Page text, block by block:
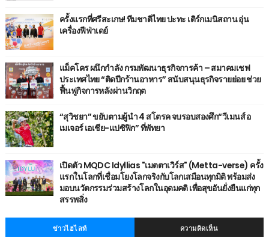
ครั้งแรกที่ศรีสะเกษ! ทีมชาติไทย ปะทะ เติร์กเมนิสถาน อุ่น
เครื่องฟีฟ่าเดย์
แม็คโคร ผนึกกำลัง กรมพัฒนาธุรกิจการค้า – สมาคมเชฟ
ประเทศไทย “ติดปีกร้านอาหาร” สนับสนุนธุรกิจรายย่อย ช่วย
ฟื้นฟูกิจการหลังผ่านวิกฤต
“สุวิชยา” ขยับตามผู้นำ 4 สโตรค จบรอบสองศึก“วีเมนส์ อ
เมเจอร์ เอเชีย-แปซิฟิก” ที่พัทยา
เปิดตัว MQDC Idyllias "เมตตาเวิร์ส" (Metta-verse) ครั้ง
แรกในโลกที่เชื่อมโยงโลกจริงกับโลกเสมือนทุกมิติ พร้อมส่ง
มอบนวัตกรรมร่วมสร้างโลกในอุดมคติ เพื่อสุขอันยั่งยืนแก่ทุก
สรรพสิ่ง
ข่าวไฮไลท์ ความคิดเห็น